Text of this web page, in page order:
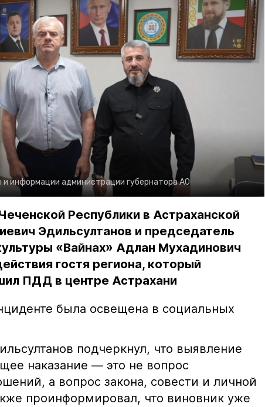
информации администрации губернатора АО
Республики в Астраханской
Эдильсултанов и председатель
«Вайнах» Адлан Мухадинович
гостя региона, который
ПДД в центре Астрахани
была освещена в социальных
подчеркнул, что выявление
наказание — это не вопрос
а вопрос закона, совести и личной
проинформировал, что виновник уже